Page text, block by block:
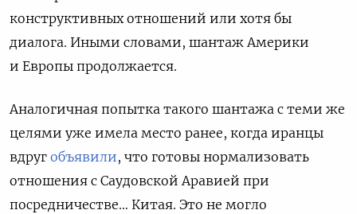
конструктивных отношений или хотя бы
диалога. Иными словами, шантаж Америки
и Европы продолжается.
Аналогичная попытка такого шантажа с теми же
целями уже имела место ранее, когда иранцы
вдруг объявили, что готовы нормализовать
отношения с Саудовской Аравией при
посредничестве… Китая. Это не могло